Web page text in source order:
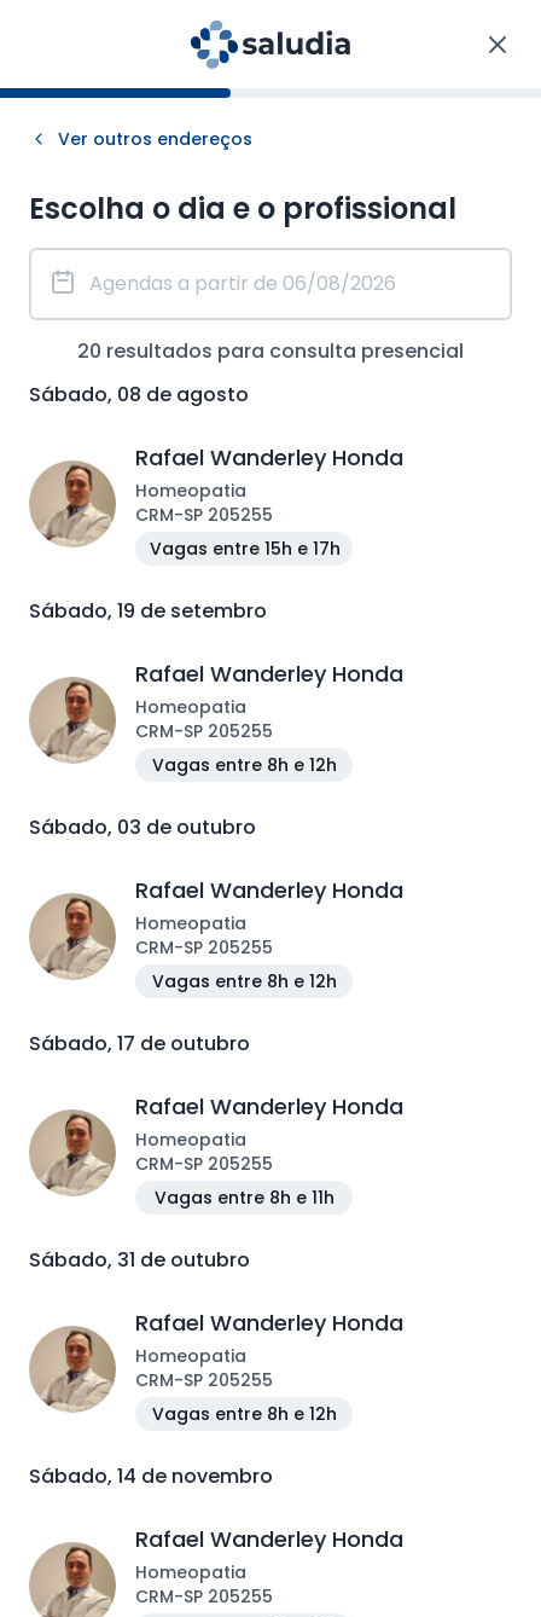
Ver outros endereços
Escolha o dia e o profissional
20 resultados para consulta presencial
Sábado, 08 de agosto
Rafael Wanderley Honda
Homeopatia
CRM-SP 205255
Vagas entre 15h e 17h
Sábado, 19 de setembro
Rafael Wanderley Honda
Homeopatia
CRM-SP 205255
Vagas entre 8h e 12h
Sábado, 03 de outubro
Rafael Wanderley Honda
Homeopatia
CRM-SP 205255
Vagas entre 8h e 12h
Sábado, 17 de outubro
Rafael Wanderley Honda
Homeopatia
CRM-SP 205255
Vagas entre 8h e 11h
Sábado, 31 de outubro
Rafael Wanderley Honda
Homeopatia
CRM-SP 205255
Vagas entre 8h e 12h
Sábado, 14 de novembro
Rafael Wanderley Honda
Homeopatia
CRM-SP 205255